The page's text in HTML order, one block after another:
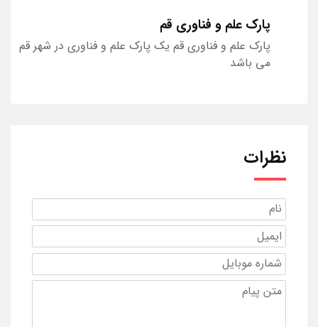
پارک علم و فناوری قم
پارک علم و فناوری قم یک پارک علم و فناوری در شهر قم
می باشد
نظرات